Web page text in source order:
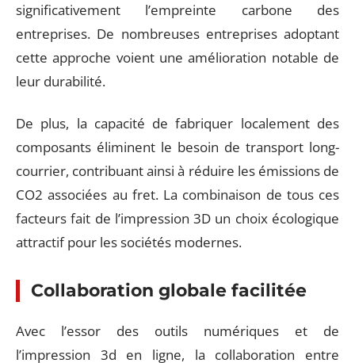
significativement l’empreinte carbone des
entreprises. De nombreuses entreprises adoptant
cette approche voient une amélioration notable de
leur durabilité.
De plus, la capacité de fabriquer localement des
composants éliminent le besoin de transport long-
courrier, contribuant ainsi à réduire les émissions de
CO2 associées au fret. La combinaison de tous ces
facteurs fait de l’impression 3D un choix écologique
attractif pour les sociétés modernes.
Collaboration globale facilitée
Avec l’essor des outils numériques et de
l’impression 3d en ligne, la collaboration entre